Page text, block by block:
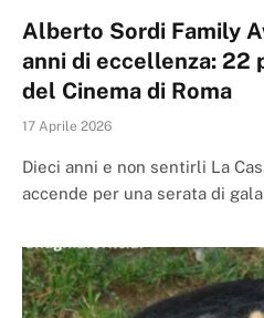
Alberto Sordi Family
anni di eccellenza: 22
del Cinema di Roma
17 Aprile 2026
Dieci anni e non sentirli La
accende per una serata di